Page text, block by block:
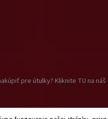
pre útulky? Kliknite TU na